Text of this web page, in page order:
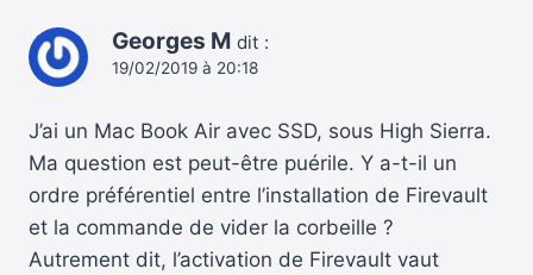
Georges M dit :
19/02/2019 à 20:18
J’ai un Mac Book Air avec SSD, sous High Sierra.
Ma question est peut-être puérile. Y a-t-il un
ordre préférentiel entre l’installation de Firevault
et la commande de vider la corbeille ?
Autrement dit, l’activation de Firevault vaut